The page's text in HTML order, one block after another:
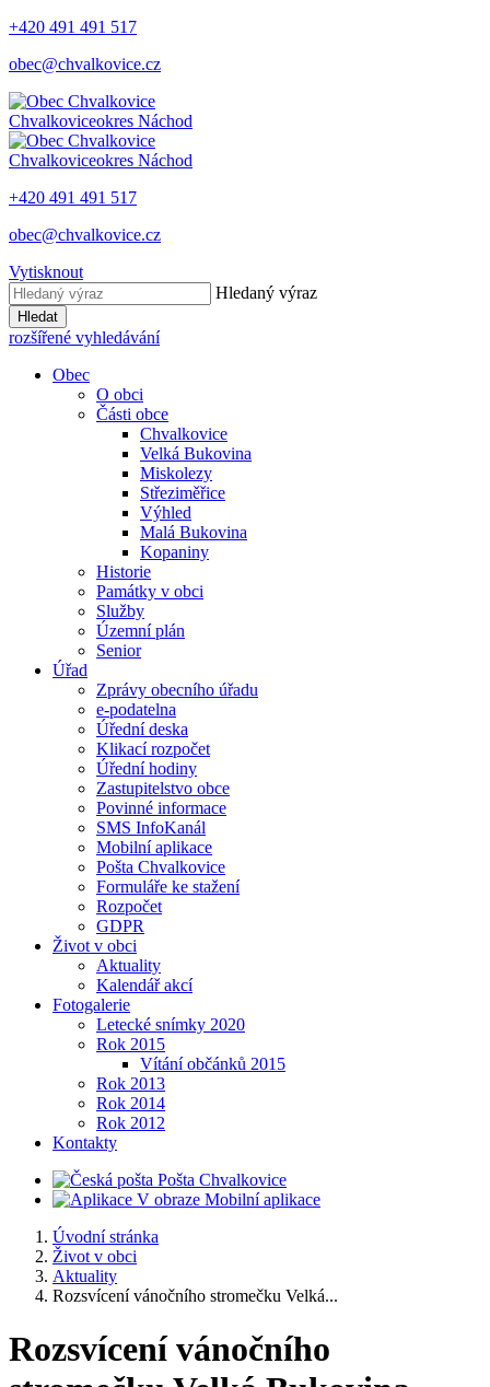
+420 491 491 517
obec@chvalkovice.cz
Chvalkoviceokres Náchod
Chvalkoviceokres Náchod
+420 491 491 517
obec@chvalkovice.cz
Vytisknout
Hledaný výraz
Hledat
rozšířené vyhledávání
Obec
O obci
Části obce
Chvalkovice
Velká Bukovina
Miskolezy
Střeziměřice
Výhled
Malá Bukovina
Kopaniny
Historie
Památky v obci
Služby
Územní plán
Senior
Úřad
Zprávy obecního úřadu
e-podatelna
Úřední deska
Klikací rozpočet
Úřední hodiny
Zastupitelstvo obce
Povinné informace
SMS InfoKanál
Mobilní aplikace
Pošta Chvalkovice
Formuláře ke stažení
Rozpočet
GDPR
Život v obci
Aktuality
Kalendář akcí
Fotogalerie
Letecké snímky 2020
Rok 2015
Vítání občánků 2015
Rok 2013
Rok 2014
Rok 2012
Kontakty
Pošta Chvalkovice
Mobilní aplikace
Úvodní stránka
Život v obci
Aktuality
Rozsvícení vánočního stromečku Velká...
Rozsvícení vánočního